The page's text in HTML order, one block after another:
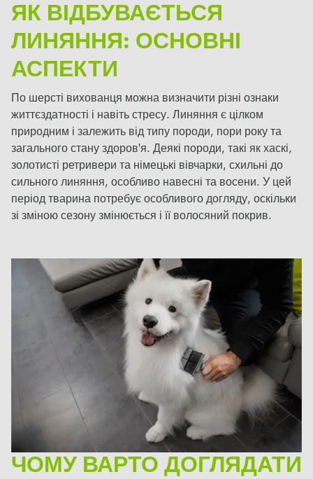
ЯК ВІДБУВАЄТЬСЯ
ЛИНЯННЯ: ОСНОВНІ
АСПЕКТИ
По шерсті вихованця можна визначити різні ознаки
життєздатності і навіть стресу. Линяння є цілком
природним і залежить від типу породи, пори року та
загального стану здоров'я. Деякі породи, такі як хаскі,
золотисті ретривери та німецькі вівчарки, схильні до
сильного линяння, особливо навесні та восени. У цей
період тварина потребує особливого догляду, оскільки
зі зміною сезону змінюється і її волосяний покрив.
ЧОМУ ВАРТО ДОГЛЯДАТИ